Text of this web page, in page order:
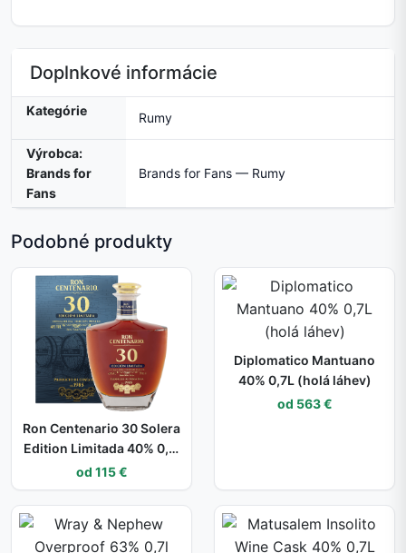
Doplnkové informácie
Kategórie Rumy
Výrobca:
Brands for
Fans
Brands for Fans — Rumy
Podobné produkty
Ron Centenario 30 Solera
Edition Limitada 40% 0,7l
(dárkové balení kazeta)
od 115 €
Diplomatico Mantuano
40% 0,7L (holá láhev)
od 563 €